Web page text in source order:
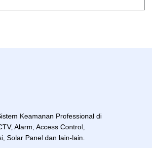
Keamanan Professional di
Alarm, Access Control,
Solar Panel dan lain-lain.